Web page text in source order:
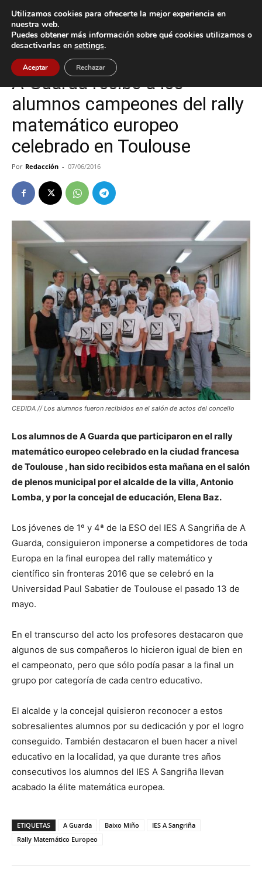
Inicio A Guarda
A Guarda
A Guarda recibe a los
alumnos campeones del rally
matemático europeo
celebrado en Toulouse
Por Redacción - 07/06/2016
CEDIDA // Los alumnos fueron recibidos en el salón de actos del concello
Los alumnos de A Guarda que participaron en el rally
matemático europeo celebrado en la ciudad francesa
de Toulouse , han sido recibidos esta mañana en el salón
de plenos municipal por el alcalde de la villa, Antonio
Lomba, y por la concejal de educación, Elena Baz.
Los jóvenes de 1º y 4ª de la ESO del IES A Sangriña de A
Guarda, consiguieron imponerse a competidores de toda
Europa en la final europea del rally matemático y
científico sin fronteras 2016 que se celebró en la
Universidad Paul Sabatier de Toulouse el pasado 13 de
mayo.
En el transcurso del acto los profesores destacaron que
algunos de sus compañeros lo hicieron igual de bien en
el campeonato, pero que sólo podía pasar a la final un
grupo por categoría de cada centro educativo.
El alcalde y la concejal quisieron reconocer a estos
sobresalientes alumnos por su dedicación y por el logro
conseguido. También destacaron el buen hacer a nivel
educativo en la localidad, ya que durante tres años
consecutivos los alumnos del IES A Sangriña llevan
acabado la élite matemática europea.
ETIQUETAS A Guarda Baixo Miño
IES A Sangriña
Rally Matemático Europeo
Utilizamos cookies para ofrecerte la mejor experiencia en
nuestra web.
Puedes obtener más información sobre qué cookies utilizamos o
desactivarlas en settings.
Aceptar Rechazar